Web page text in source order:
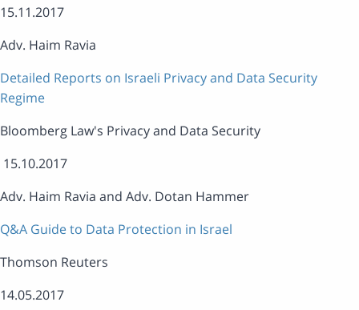
15.11.2017
Adv. Haim Ravia
Detailed Reports on Israeli Privacy and Data Security
Regime
Bloomberg Law's Privacy and Data Security
15.10.2017
Adv. Haim Ravia and Adv. Dotan Hammer
Q&A Guide to Data Protection in Israel
Thomson Reuters
14.05.2017